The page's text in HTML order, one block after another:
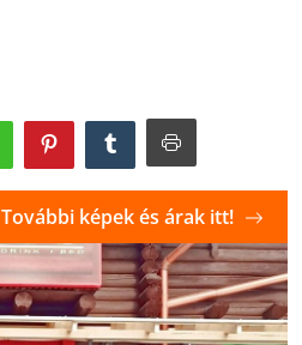
További képek és árak itt!